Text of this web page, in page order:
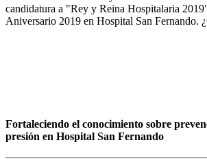
candidatura a "Rey y Reina Hospitalaria
Aniversario 2019 en Hospital San Fernando.
Fortaleciendo el conocimiento sobre
presión en Hospital San Fernando